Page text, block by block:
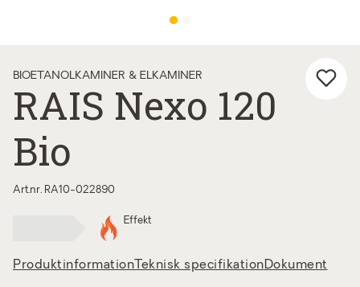
BIOETANOLKAMINER & ELKAMINER
RAIS Nexo 120
Bio
Art.nr. RA10-022890
Effekt
Produktinformation Teknisk specifikationDokument